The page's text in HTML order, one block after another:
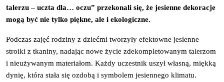
talerzu – uczta dla… oczu” przekonali się, że jesienne dekoracje
mogą być nie tylko piękne, ale i ekologiczne.
Podczas zajęć rodziny z dziećmi tworzyły efektowne jesienne
stroiki z tkaniny, nadając nowe życie zdekompletowanym talerzom
i nieużywanym materiałom. Każdy uczestnik uszył własną, miękką
dynię, która stała się ozdobą i symbolem jesiennego klimatu.